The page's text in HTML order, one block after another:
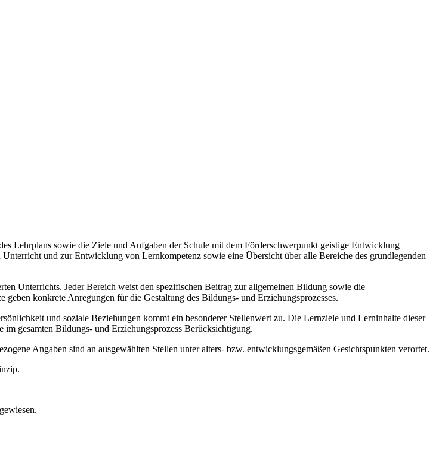
Lehrplans sowie die Ziele und Aufgaben der Schule mit dem Förderschwerpunkt geistige Entwicklung
und zur Entwicklung von Lernkompetenz sowie eine Übersicht über alle Bereiche des grundlegenden
Unterrichts. Jeder Bereich weist den spezifischen Beitrag zur allgemeinen Bildung sowie die
konkrete Anregungen für die Gestaltung des Bildungs- und Erziehungsprozesses.
und soziale Beziehungen kommt ein besonderer Stellenwert zu. Die Lernziele und Lerninhalte dieser
gesamten Bildungs- und Erziehungsprozess Berücksichtigung.
Angaben sind an ausgewählten Stellen unter alters- bzw. entwicklungsgemäßen Gesichtspunkten verortet.